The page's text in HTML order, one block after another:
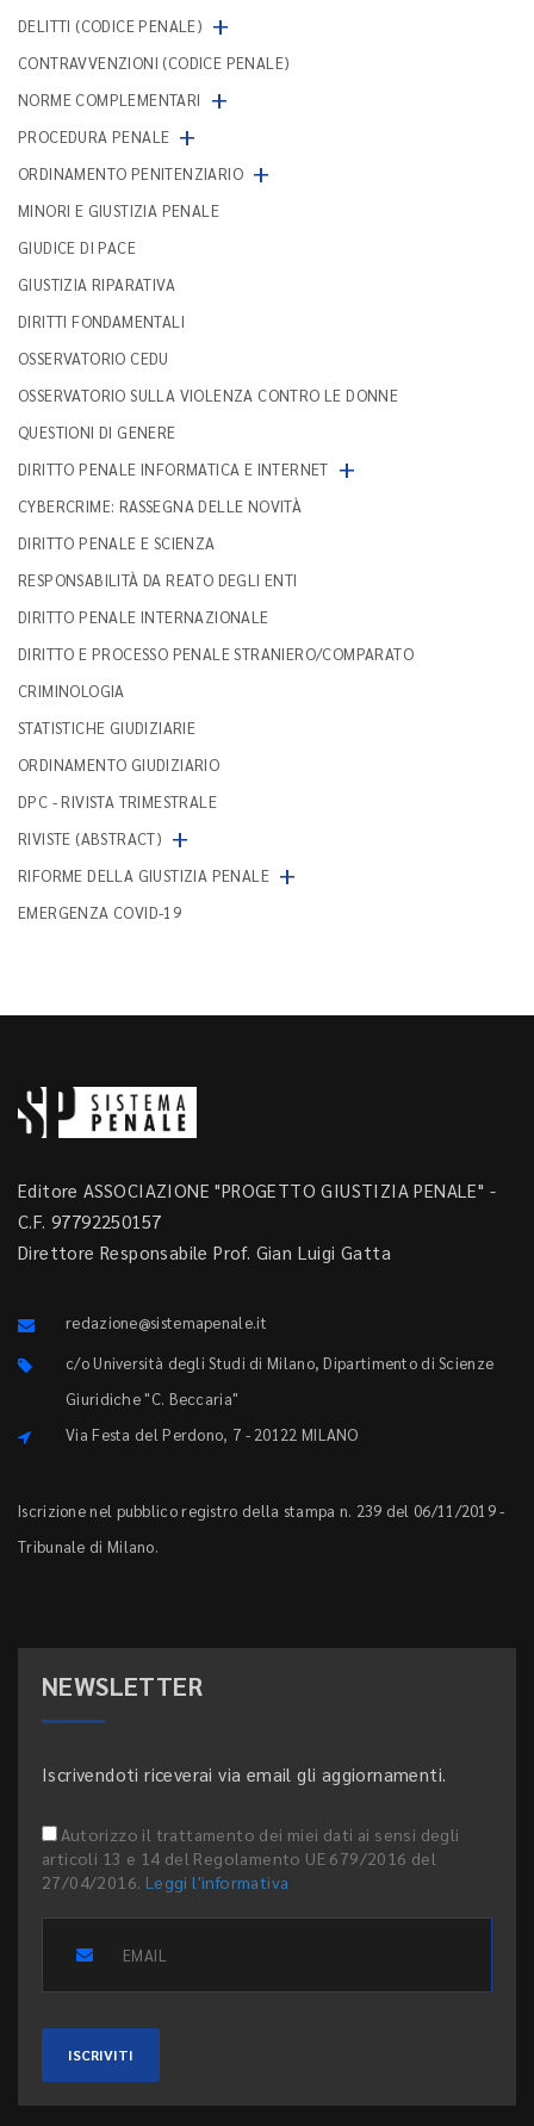
DELITTI (CODICE PENALE) +
CONTRAVVENZIONI (CODICE PENALE)
NORME COMPLEMENTARI
+
PROCEDURA PENALE +
ORDINAMENTO PENITENZIARIO +
MINORI E GIUSTIZIA PENALE
GIUDICE DI PACE
GIUSTIZIA RIPARATIVA
DIRITTI FONDAMENTALI
OSSERVATORIO CEDU
OSSERVATORIO SULLA VIOLENZA CONTRO LE DONNE
QUESTIONI DI GENERE
DIRITTO PENALE INFORMATICA E INTERNET +
CYBERCRIME: RASSEGNA DELLE NOVITÀ
DIRITTO PENALE E SCIENZA
RESPONSABILITÀ DA REATO DEGLI ENTI
DIRITTO PENALE INTERNAZIONALE
DIRITTO E PROCESSO PENALE STRANIERO/COMPARATO
CRIMINOLOGIA
STATISTICHE GIUDIZIARIE
ORDINAMENTO GIUDIZIARIO
DPC - RIVISTA TRIMESTRALE
RIVISTE (ABSTRACT) +
RIFORME DELLA GIUSTIZIA PENALE +
EMERGENZA COVID-19
Editore ASSOCIAZIONE "PROGETTO GIUSTIZIA PENALE" -
C.F. 97792250157
Direttore Responsabile Prof. Gian Luigi Gatta
redazione@sistemapenale.it
c/o Università degli Studi di Milano, Dipartimento di Scienze
Giuridiche "C. Beccaria"
Via Festa del Perdono, 7 - 20122 MILANO
Iscrizione nel pubblico registro della stampa n. 239 del 06/11/2019 -
Tribunale di Milano.
NEWSLETTER
Iscrivendoti riceverai via email gli aggiornamenti.
Autorizzo il trattamento dei miei dati ai sensi degli
articoli 13 e 14 del Regolamento UE 679/2016 del
27/04/2016. Leggi l'informativa
ISCRIVITI